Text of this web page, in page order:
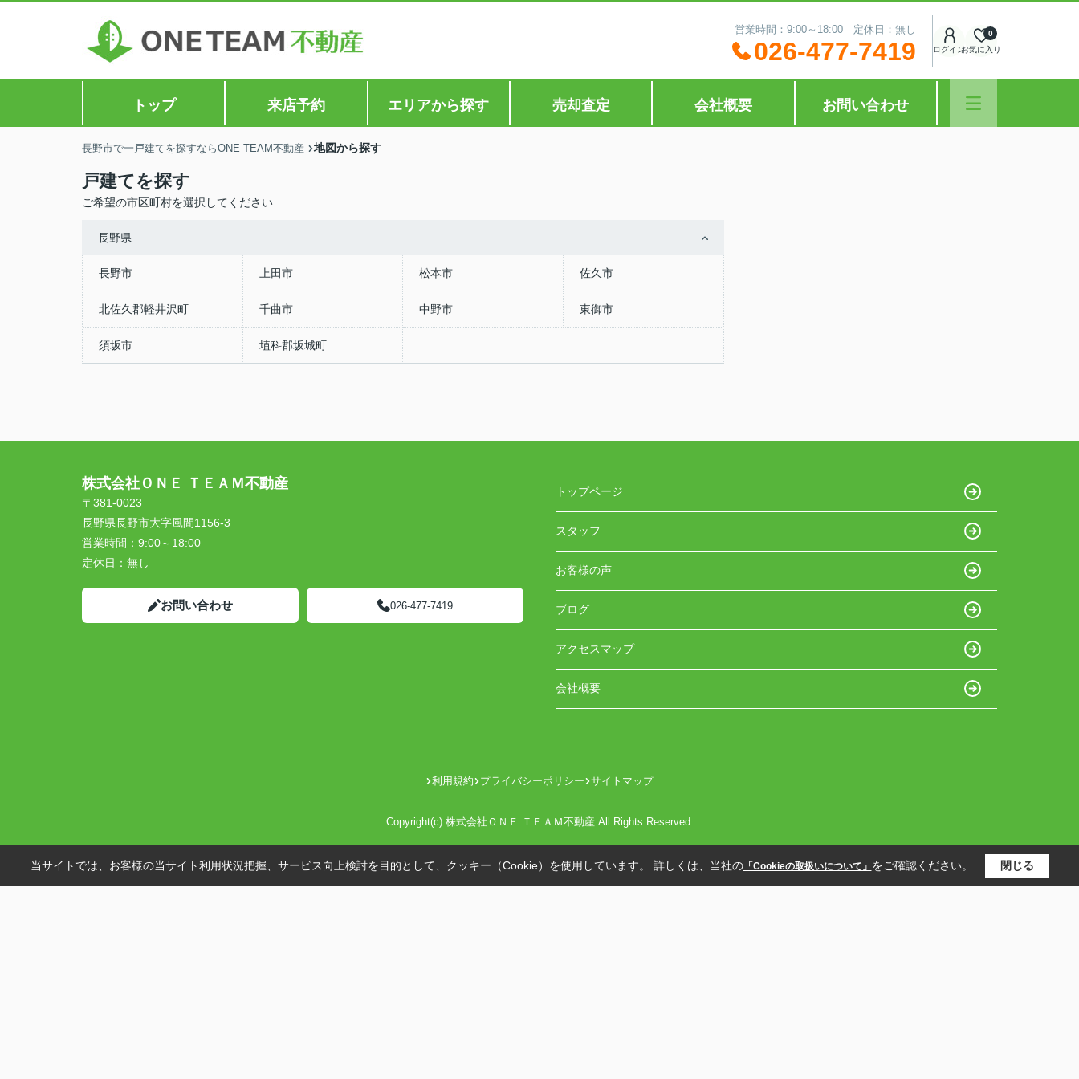
営業時間：9:00～18:00 定休日：無し
026-477-7419 ログインお気に入り
0
トップ 来店予約 エリアから探す 売却査定 会社概要 お問い合わせ
長野市で一戸建てを探すならONE TEAM不動産 地図から探す
戸建てを探す
ご希望の市区町村を選択してください
長野県
長野市 上田市 松本市 佐久市
北佐久郡軽井沢町 千曲市 中野市 東御市
須坂市 埴科郡坂城町
株式会社ＯＮＥ ＴＥＡＭ不動産
〒381-0023
長野県長野市大字風間1156-3
営業時間： 9:00～18:00
定休日： 無し
お問い合わせ 026-477-7419
トップページ
スタッフ
お客様の声
ブログ
アクセスマップ
会社概要
利用規約 プライバシーポリシー サイトマップ
Copyright(c) 株式会社ＯＮＥ ＴＥＡＭ不動産 All Rights Reserved.
当サイトでは、お客様の当サイト利用状況把握、サービス向上検討を目的として、クッキー（Cookie）を使用しています。 詳しくは、当社の「Cookieの取扱いについて」 をご確認ください。 閉じる